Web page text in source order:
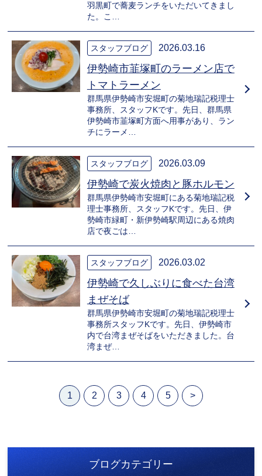
羽黒町で蕎麦ランチをいただいてきまし
た。こ…
スタッフブログ 2026.03.16
伊勢崎市韮塚町のラーメン店で
トマトラーメン
群馬県伊勢崎市安堀町の菊地瑞記税理士
事務所、スタッフKです。先日、群馬県
伊勢崎市韮塚町方面へ用事があり、ラン
チにラーメ…
スタッフブログ 2026.03.09
伊勢崎で炭火焼肉と豚ホルモン
群馬県伊勢崎市安堀町にある菊地瑞記税
理士事務所、スタッフKです。先日、伊
勢崎市緑町・新伊勢崎駅周辺にある焼肉
店で夜ごは…
スタッフブログ 2026.03.02
伊勢崎で久しぶりに食べた台湾
まぜそば
群馬県伊勢崎市安堀町の菊地瑞記税理士
事務所スタッフKです。先日、伊勢崎市
内で台湾まぜそばをいただきました。台
湾まぜ…
1 2 3 4 5 >
ブログカテゴリー